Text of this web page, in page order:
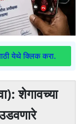
येथे क्लिक करा.
शेगावच्या